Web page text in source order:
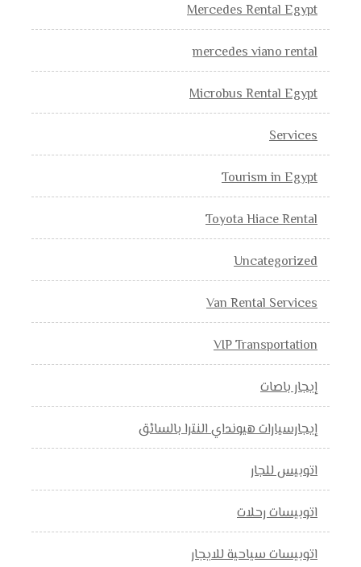
Mercedes Rental Egypt
mercedes viano rental
Microbus Rental Egypt
Services
Tourism in Egypt
Toyota Hiace Rental
Uncategorized
Van Rental Services
VIP Transportation
إيجار باصات
إيجارسيارات هيونداي النترا بالسائق
اتوبيس للجار
اتوبيسات رحلات
اتوبيسات سياحية للايجار